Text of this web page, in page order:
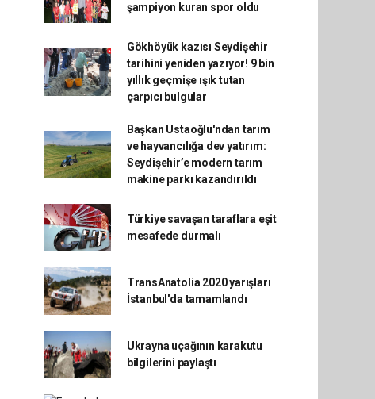
şampiyon kuran spor oldu
Gökhöyük kazısı Seydişehir
tarihini yeniden yazıyor! 9 bin
yıllık geçmişe ışık tutan
çarpıcı bulgular
Başkan Ustaoğlu'ndan tarım
ve hayvancılığa dev yatırım:
Seydişehir’e modern tarım
makine parkı kazandırıldı
Türkiye savaşan taraflara eşit
mesafede durmalı
TransAnatolia 2020 yarışları
İstanbul'da tamamlandı
Ukrayna uçağının karakutu
bilgilerini paylaştı